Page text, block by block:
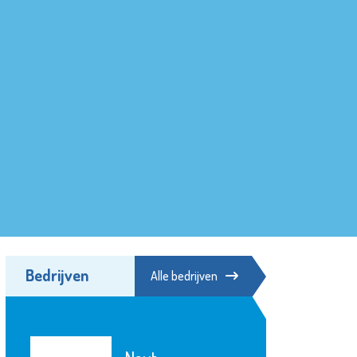
Bedrijven Alle bedrijven